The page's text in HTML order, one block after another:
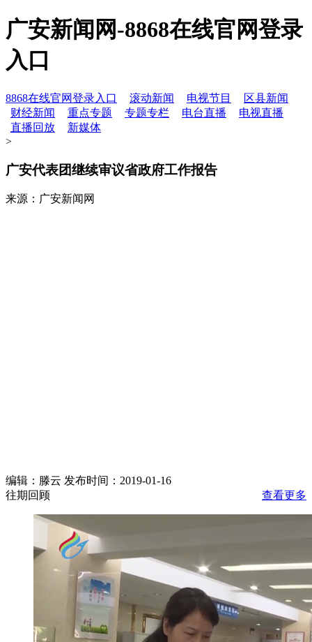
广安新闻网-8868在线官网登录
入口
8868在线官网登录入口 滚动新闻 电视节目
区县新闻
财经新闻
重点专题 专题专栏 电台直播
电视直播
直播回放
新媒体
>
广安代表团继续审议省政府工作报告
来源：广安新闻网
编辑：滕云 发布时间：2019-01-16
往期回顾
查看更多